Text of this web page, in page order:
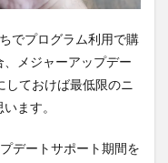
でプログラム利用で購
メジャーアップデー
しておけば最低限のニ
ます。
デートサポート期間を